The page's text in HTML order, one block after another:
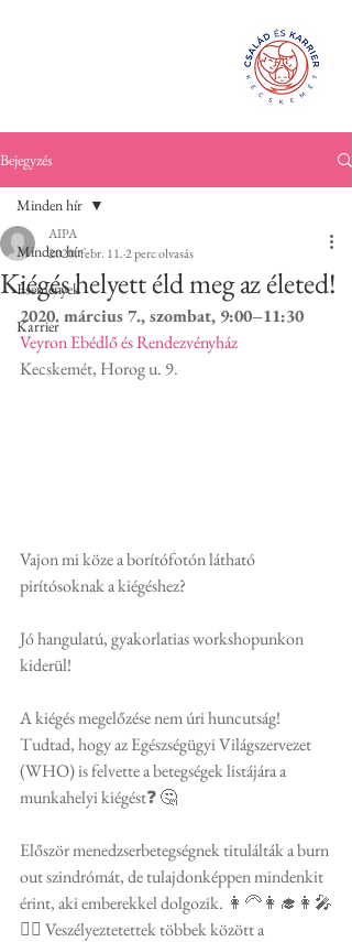
Bejegyzés
Minden hír
Események
Karrier
Minden hír
Kiégés helyett éld meg az életed!
AIPA
2020. febr. 11.2 perc olvasás
2020. március 7., szombat, 9:00–11:30
Veyron Ebédlő és Rendezvényház
Kecskemét, Horog u. 9.
Vajon mi köze a borítófotón látható
pirítósoknak a kiégéshez?
Jó hangulatú, gyakorlatias workshopunkon
kiderül!
A kiégés megelőzése nem úri huncutság!
Tudtad, hogy az Egészségügyi Világszervezet
(WHO) is felvette a betegségek listájára a
munkahelyi kiégést❓ 🤔
Először menedzserbetegségnek titulálták a burn
out szindrómát, de tulajdonképpen mindenkit
érint, aki emberekkel dolgozik. 👩‍🦳👩‍🎓👩‍🎤
👮‍♂️ Veszélyeztetettek többek között a